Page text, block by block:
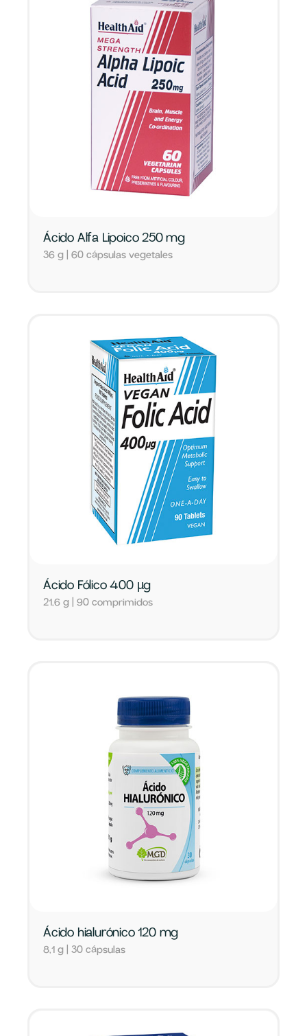
Ácido Alfa Lipoico 250 mg
36 g | 60 cápsulas vegetales
Ácido Fólico 400 µg
21,6 g | 90 comprimidos
Ácido hialurónico 120 mg
8,1 g | 30 cápsulas